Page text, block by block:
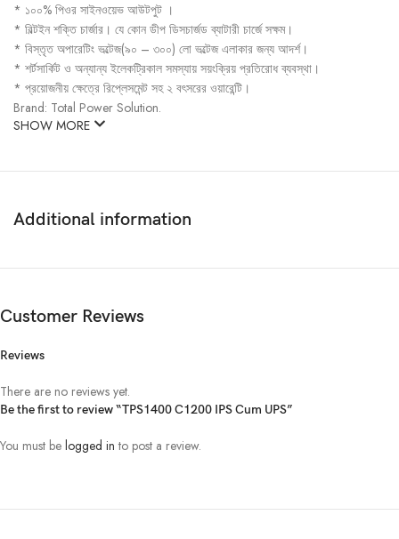
* ১০০% পিওর সাইনওয়েভ আউটপুট ।
* বিল্টইন শক্তি চার্জার। যে কোন ডীপ ডিসচার্জড ব্যাটারী চার্জে সক্ষম।
* বিস্তৃত অপারেটিং ভল্টেজ(৯০ – ৩০০) লো ভল্টেজ এলাকার জন্য আদর্শ।
* শর্টসার্কিট ও অন্যান্য ইলেকট্রিকাল সমস্যায় সয়ংক্রিয় প্রতিরোধ ব্যবস্থা।
* প্রয়োজনীয় ক্ষেত্রে রিপ্লেসমেন্ট সহ ২ বৎসরের ওয়ারেন্টি।
Brand: Total Power Solution.
SHOW MORE
Additional information
Customer Reviews
Reviews
There are no reviews yet.
Be the first to review “TPS1400 C1200 IPS Cum UPS”
You must be logged in to post a review.